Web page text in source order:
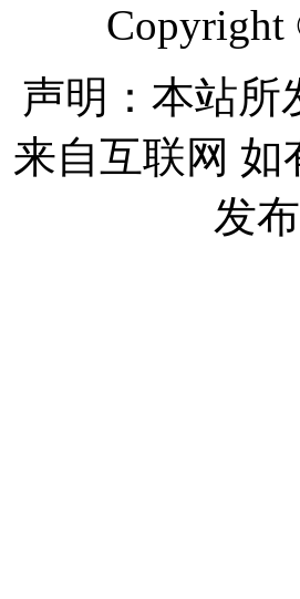
Copyright
声明：本站所
来自互联网 如
发